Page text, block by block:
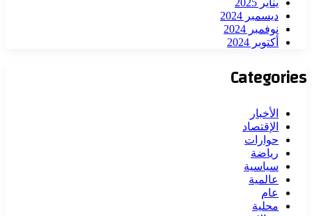
ديسمبر 2024
نوفمبر 2024
أكتوبر 2024
Categories
الأخبار
الإقتصاد
حوارات
رياضة
سياسية
عالمية
عام
محلية